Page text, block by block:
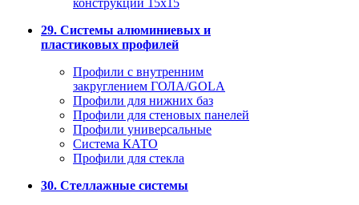
конструкций 15х15
29. Системы алюминиевых и
пластиковых профилей
Профили с внутренним
закруглением ГОЛА/GOLA
Профили для нижних баз
Профили для стеновых панелей
Профили универсальные
Система КАТО
Профили для стекла
30. Стеллажные системы